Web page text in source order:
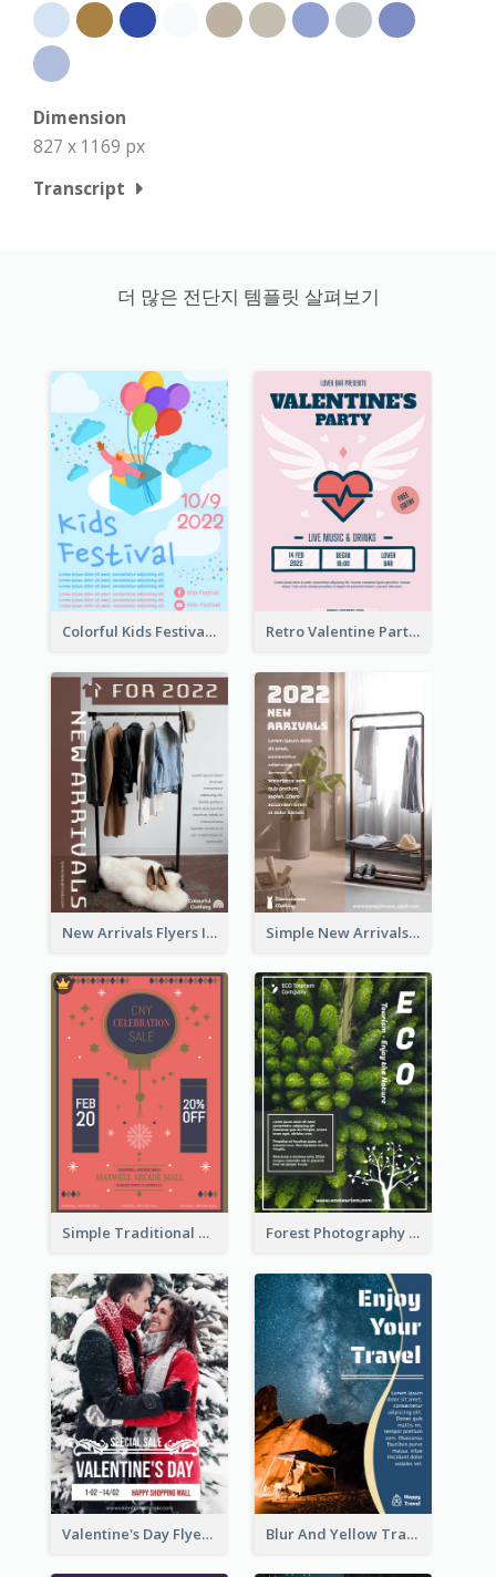
Dimension
827 x 1169 px
Transcript
더 많은 전단지 템플릿 살펴보기
Colorful Kids Festival Flyer Retro Valentine Party Pink Flyers Design Templates
New Arrivals Flyers In In Brown Colour Tone Simple New Arrivals Flyer For The Coming Year
Simple Traditional CNY Sales Flyer Design Forest Photography Flyer Of ECO Tourism
Valentine's Day Flyer With Photo Of Couple Blur And Yellow Travelling Flyer Decorated With Photo